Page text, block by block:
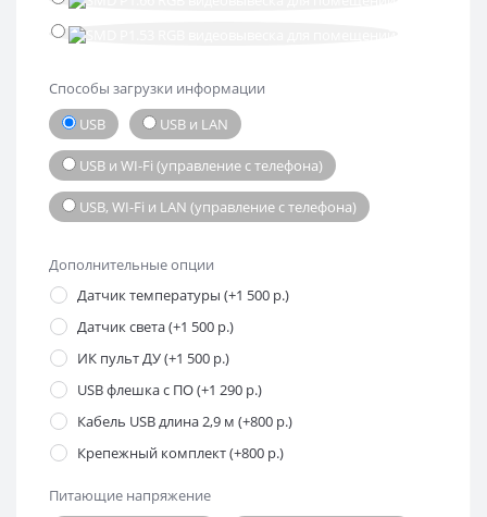
Способы загрузки информации
USB
USB и LAN
USB и WI-Fi (управление с телефона)
USB, WI-Fi и LAN (управление с телефона)
Дополнительные опции
Датчик температуры (+1 500 р.)
Датчик света (+1 500 р.)
ИК пульт ДУ (+1 500 р.)
USB флешка с ПО (+1 290 р.)
Кабель USB длина 2,9 м (+800 р.)
Крепежный комплект (+800 р.)
Питающие напряжение